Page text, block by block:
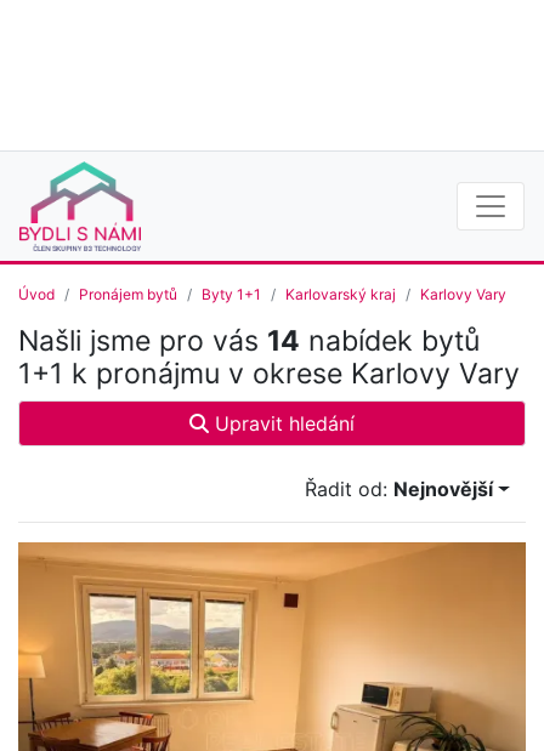
Úvod Pronájem bytů Byty 1+1 Karlovarský kraj Karlovy Vary
Našli jsme pro vás 14 nabídek bytů
1+1 k pronájmu v okrese Karlovy Vary
Upravit hledání
Řadit od: Nejnovější